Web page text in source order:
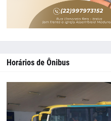
Horários de Ônibus